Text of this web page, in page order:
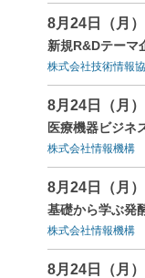
8月24日（月
新規R&Dテーマ
株式会社技術情報
8月24日（月
医療機器ビジネ
株式会社情報機構
8月24日（月
基礎から学ぶ発
株式会社情報機構
8月24日（月